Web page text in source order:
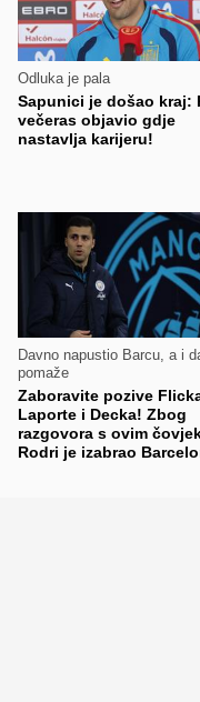
Odluka je pala
Sapunici je došao kraj:
večeras objavio gdje
nastavlja karijeru!
Davno napustio Barcu, a i
pomaže
Zaboravite pozive
Laporte i Decka! Zbog
razgovora s ovim
Rodri je izabrao